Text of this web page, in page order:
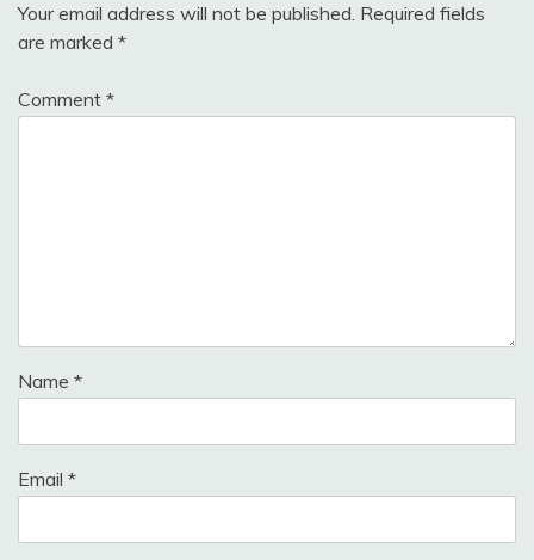
Your email address will not be published. Required fields
are marked *
Comment *
Name *
Email *